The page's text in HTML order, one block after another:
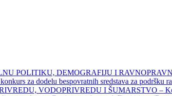
POLITIKU, DEMOGRAFIJU I
za dodelu bespovratnih sredstava za podršku
VODOPRIVREDU I ŠUMARSTVO –